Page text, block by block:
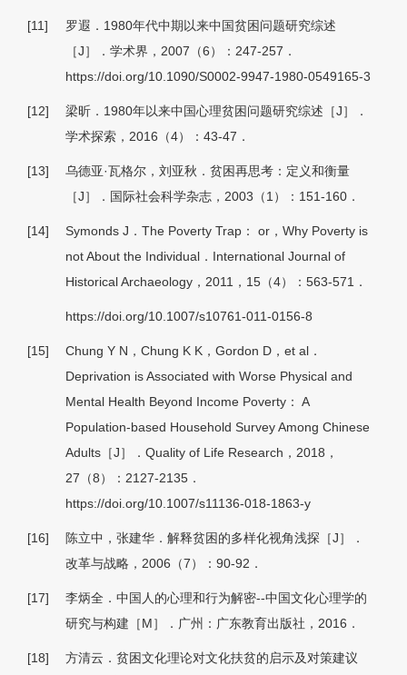
[11]
罗遐．1980年代中期以来中国贫困问题研究综述
［J］．学术界，2007（6）：247-257．
https://doi.org/10.1090/S0002-9947-1980-0549165-3
[12]
梁昕．1980年以来中国心理贫困问题研究综述［J］．
学术探索，2016（4）：43-47．
[13]
乌德亚·瓦格尔，刘亚秋．贫困再思考：定义和衡量
［J］．国际社会科学杂志，2003（1）：151-160．
[14]
Symonds J．The Poverty Trap： or，Why Poverty is
not About the Individual．International Journal of
Historical Archaeology，2011，15（4）：563-571．
https://doi.org/10.1007/s10761-011-0156-8
[15]
Chung Y N，Chung K K，Gordon D，et al．
Deprivation is Associated with Worse Physical and
Mental Health Beyond Income Poverty： A
Population-based Household Survey Among Chinese
Adults［J］．Quality of Life Research，2018，
27（8）：2127-2135．
https://doi.org/10.1007/s11136-018-1863-y
[16]
陈立中，张建华．解释贫困的多样化视角浅探［J］．
改革与战略，2006（7）：90-92．
[17]
李炳全．中国人的心理和行为解密--中国文化心理学的
研究与构建［M］．广州：广东教育出版社，2016．
[18]
方清云．贫困文化理论对文化扶贫的启示及对策建议